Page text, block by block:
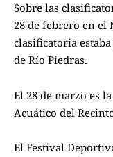
Sobre las
28 de febrero en el
clasificatoria
de Río Piedras.
El 28 de marzo es
Acuático del
El Festival